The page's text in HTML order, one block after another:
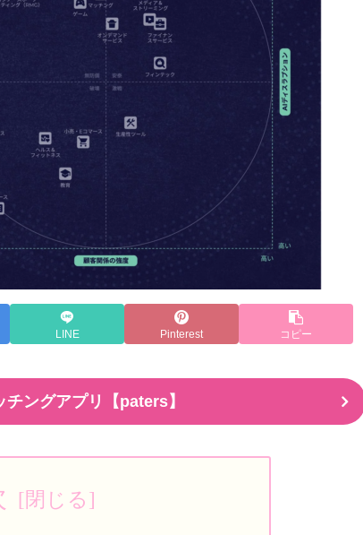
LINE Pinterest コピー
ングアプリ【paters】